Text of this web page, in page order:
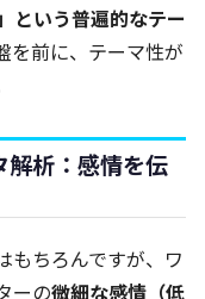
という普遍的なテー
を前に、テーマ性が
解析：感情を伝
もちろんですが、ワ
ーの微細な感情（低